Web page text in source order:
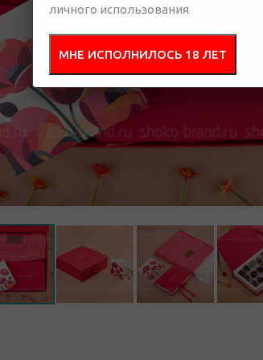
личного использования
МНЕ ИСПОЛНИЛОСЬ 18 ЛЕТ